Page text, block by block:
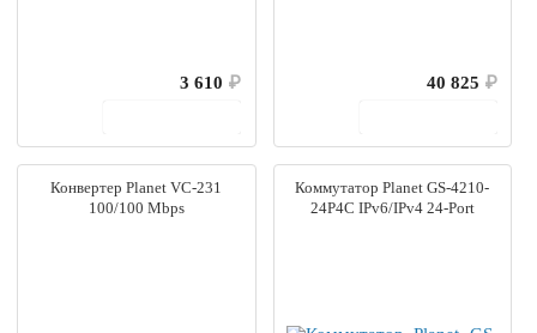
3 610 ₽
40 825 ₽
Конвертер Planet VC-231
100/100 Mbps
Коммутатор Planet GS-4210-
24P4C IPv6/IPv4 24-Port